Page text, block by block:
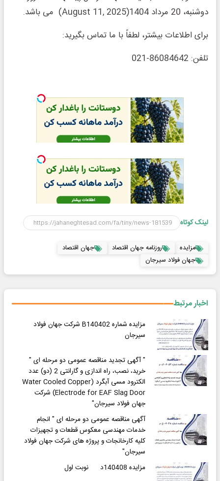
دوشنبه، 20 مرداد 1404(August 11, 2025) می باشد.
برای اطلاعات بیشتر، لطفاً با ما تماس بگیرید:
تلفن: 86084642-021
لینک کوتاه
مزایده روزنامه جهان اقتصاد
جهان اقتصاد
جهان فولاد سیرجان
اخبار مرتبط
مزایده شماره B140402 شرکت جهان فولاد
سیرجان
" آگهی تجدید مناقصه عمومی دو مرحله ای "
خرید، نصب، راه اندازی و گارانتی 2 (دو) عدد
الکترود مسی آبگرد (Water Cooled Copper
Electrode for EAF Slag Door) شرکت
جهان فولاد سیرجان"
آگهی مناقصه عمومی دو مرحله ای " انجام
خدمات مهندسی معکوس قطعات و تجهیزات
کلیه کارخانجات و پروژه های شرکت جهان فولاد
سیرجان"
مزایده 140408د نوبت اول